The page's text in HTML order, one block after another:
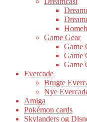
Game Gear
Game
Game
Game
Evercade
Brugte
Nye
Amiga
Pokémon cards
Skylanders og